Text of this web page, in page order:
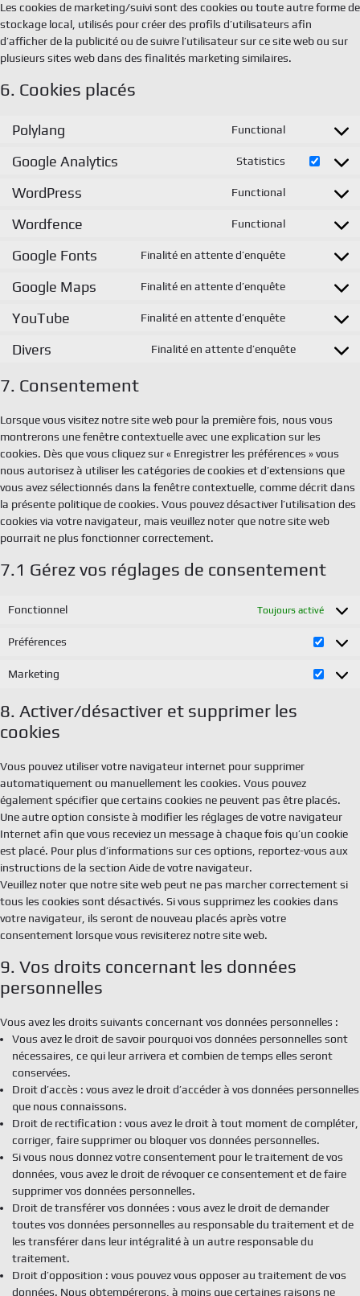
Les cookies de marketing/suivi sont des cookies ou toute autre forme de
stockage local, utilisés pour créer des profils d’utilisateurs afin
d’afficher de la publicité ou de suivre l’utilisateur sur ce site web ou sur
plusieurs sites web dans des finalités marketing similaires.
6. Cookies placés
Polylang Functional
Consent
service
polylang
Google Analytics Statistics
Consent
WordPress Functional
Consent
wordpress
Wordfence Functional
Consent
wordfence
Google Fonts Finalité en attente d’enquête
Consent
Google Maps Finalité en attente d’enquête
Consent
YouTube Finalité en attente d’enquête
Consent
Divers Finalité en attente d’enquête
Consent
7. Consentement
Lorsque vous visitez notre site web pour la première fois, nous vous
montrerons une fenêtre contextuelle avec une explication sur les
cookies. Dès que vous cliquez sur « Enregistrer les préférences » vous
nous autorisez à utiliser les catégories de cookies et d’extensions que
vous avez sélectionnés dans la fenêtre contextuelle, comme décrit dans
la présente politique de cookies. Vous pouvez désactiver l’utilisation des
cookies via votre navigateur, mais veuillez noter que notre site web
pourrait ne plus fonctionner correctement.
7.1 Gérez vos réglages de consentement
Fonctionnel Toujours activé
Préférences
Marketing
8. Activer/désactiver et supprimer les
cookies
Vous pouvez utiliser votre navigateur internet pour supprimer
automatiquement ou manuellement les cookies. Vous pouvez
également spécifier que certains cookies ne peuvent pas être placés.
Une autre option consiste à modifier les réglages de votre navigateur
Internet afin que vous receviez un message à chaque fois qu’un cookie
est placé. Pour plus d’informations sur ces options, reportez-vous aux
instructions de la section Aide de votre navigateur.
Veuillez noter que notre site web peut ne pas marcher correctement si
tous les cookies sont désactivés. Si vous supprimez les cookies dans
votre navigateur, ils seront de nouveau placés après votre
consentement lorsque vous revisiterez notre site web.
9. Vos droits concernant les données
personnelles
Vous avez les droits suivants concernant vos données personnelles :
Vous avez le droit de savoir pourquoi vos données personnelles sont
nécessaires, ce qui leur arrivera et combien de temps elles seront
conservées.
Droit d’accès : vous avez le droit d’accéder à vos données personnelles
que nous connaissons.
Droit de rectification : vous avez le droit à tout moment de compléter,
corriger, faire supprimer ou bloquer vos données personnelles.
Si vous nous donnez votre consentement pour le traitement de vos
données, vous avez le droit de révoquer ce consentement et de faire
supprimer vos données personnelles.
Droit de transférer vos données : vous avez le droit de demander
toutes vos données personnelles au responsable du traitement et de
les transférer dans leur intégralité à un autre responsable du
traitement.
Droit d’opposition : vous pouvez vous opposer au traitement de vos
données. Nous obtempérerons, à moins que certaines raisons ne